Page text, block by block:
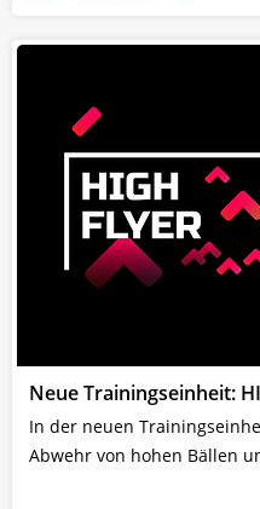
Neue Trainingseinheit:
In der neuen
Abwehr von hohen Bällen